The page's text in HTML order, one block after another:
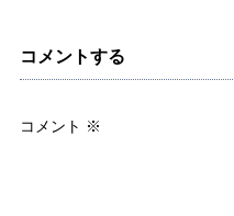
コメントする
コメント ※